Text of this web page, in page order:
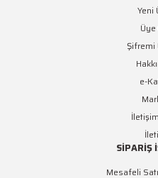
Yeni
Üye
Şifremi
e-
SİPARİŞ
Mesafeli